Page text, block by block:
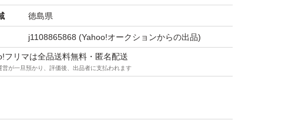
徳島県
j1108865868 (Yahoo!オークションからの出品)
フリマは全品送料無料・匿名配送
営が一旦預かり、評価後、出品者に支払われます